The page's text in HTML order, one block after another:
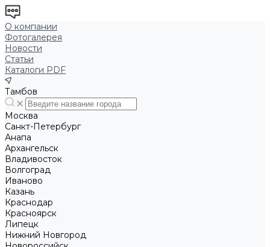
О компании
Фотогалерея
Новости
Статьи
Каталоги PDF
Тамбов
Москва
Санкт-Петербург
Анапа
Архангельск
Владивосток
Волгоград
Иваново
Казань
Краснодар
Красноярск
Липецк
Нижний Новгород